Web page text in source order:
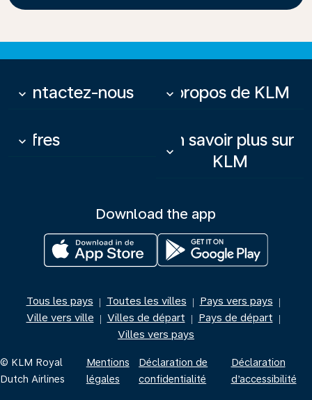
Contactez-nous
keyboard_arrow_down À propos de KLM
keyboard_arrow_down
Offres
keyboard_arrow_down
En savoir plus sur
KLM
keyboard_arrow_down
Download the app
Tous les pays | Toutes les villes | Pays vers pays |
Ville vers ville | Villes de départ | Pays de départ |
Villes vers pays
© KLM Royal
Dutch Airlines
Mentions
légales
Déclaration de
confidentialité
Déclaration
d’accessibilité